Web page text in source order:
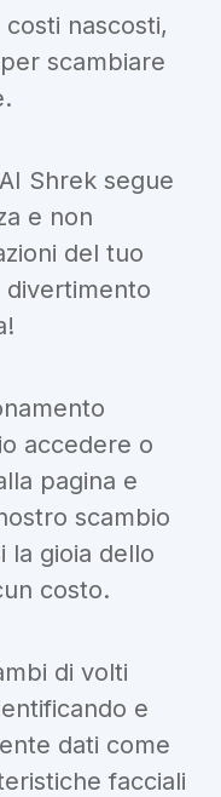
nascosti,
scambiare
Shrek segue
e non
del tuo
accedere o
pagina e
scambio
la gioia dello
costo.
di volti
e
dati come
facciali